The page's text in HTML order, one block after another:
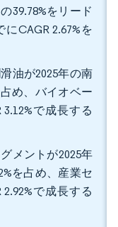
39.78%をリード
CAGR 2.67%を
油が2025年の南
め、バイオベー
で成長する
メントが2025年
を占め、産業セ
で成長する